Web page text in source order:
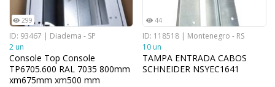
299
ID: 93467 | Diadema - SP
2 un
Console Top Console
TP6705.600 RAL 7035 800mm
xm675mm xm500 mm
44
ID: 118518 | Montenegro - RS
10 un
TAMPA ENTRADA CABOS
SCHNEIDER NSYEC1641